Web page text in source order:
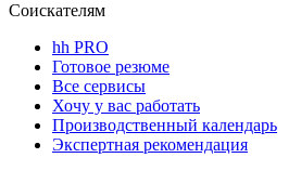
Соискателям
hh PRO
Готовое резюме
Все сервисы
Хочу у вас работать
Производственный календарь
Экспертная рекомендация